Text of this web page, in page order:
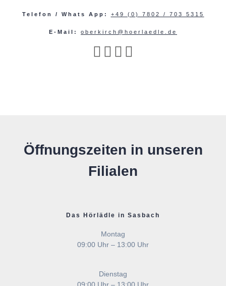
Telefon / Whats App: +49 (0) 7802 / 703 5315
E-Mail: oberkirch@hoerlaedle.de
Öffnungszeiten in unseren
Filialen
Das Hörlädle in Sasbach
Montag
09:00 Uhr – 13:00 Uhr
Dienstag
09:00 Uhr – 13:00 Uhr